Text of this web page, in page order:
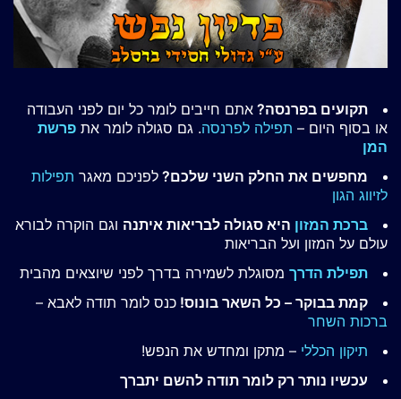
תקועים בפרנסה? אתם חייבים לומר כל יום לפני העבודה
או בסוף היום – תפילה לפרנסה. גם סגולה לומר את פרשת
המן
מחפשים את החלק השני שלכם? לפניכם מאגר תפילות
לזיווג הגון
ברכת המזון היא סגולה לבריאות איתנה וגם הוקרה לבורא
עולם על המזון ועל הבריאות
תפילת הדרך מסוגלת לשמירה בדרך לפני שיוצאים מהבית
קמת בבוקר – כל השאר בונוס! כנס לומר תודה לאבא –
ברכות השחר
תיקון הכללי – מתקן ומחדש את הנפש!
עכשיו נותר רק לומר תודה להשם יתברך